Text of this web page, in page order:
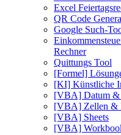
Excel
QR Code
Google Such-
Rechner
Quittungs Tool
[Formel]
[KI] Künstliche
[VBA] Datum &
[VBA] Zellen &
[VBA] Sheets
[VBA]